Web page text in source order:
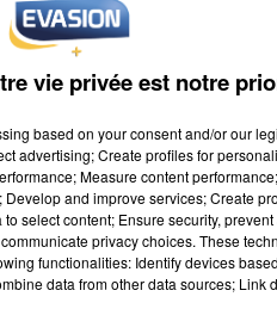
vie privée est notre
based on your consent and/or our
advertising; Create profiles for
Measure content
and improve services; Create
select content; Ensure security,
privacy choices. These
functionalities: Identify devices
data from other data sources; Link